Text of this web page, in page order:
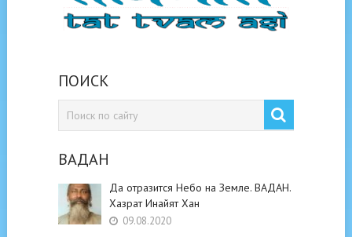
ПОИСК
ВАДАН
Да отразится Небо на Земле. ВАДАН.
Хазрат Инайят Хан
09.08.2020